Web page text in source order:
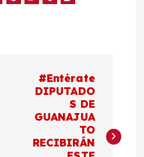
#Entérate
DIPUTADO
S DE
GUANAJUA
TO
RECIBIRÁN